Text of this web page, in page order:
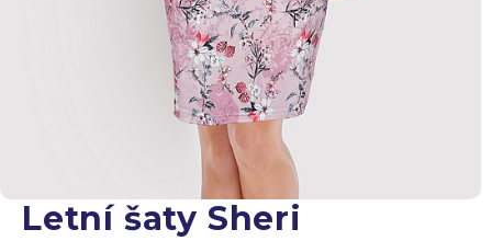
Letní šaty Sheri